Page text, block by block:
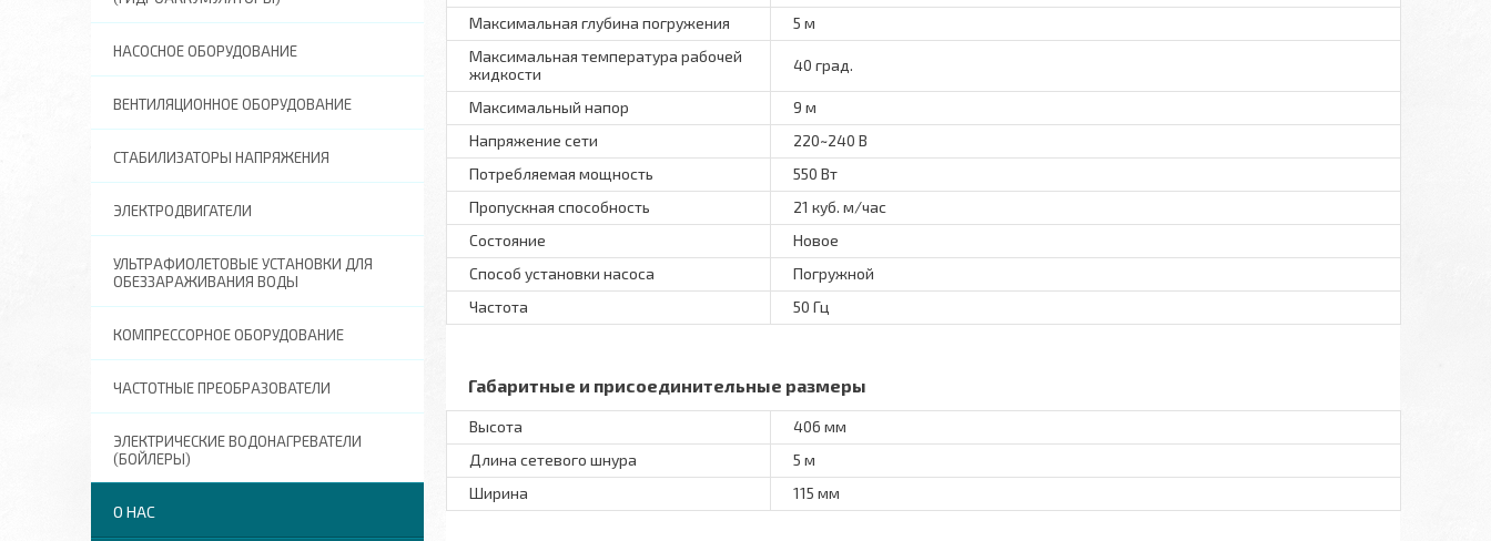
Максимальная глубина погружения
5 м
Максимальная температура рабочей
жидкости
40 град.
Максимальный напор
9 м
Напряжение сети
220~240 В
Потребляемая мощность
550 Вт
Пропускная способность
21 куб. м/час
Состояние
Новое
Способ установки насоса
Погружной
Частота
50 Гц
Габаритные и присоединительные размеры
Высота
406 мм
Длина сетевого шнура
5 м
Ширина
115 мм
НАСОСНОЕ ОБОРУДОВАНИЕ
ВЕНТИЛЯЦИОННОЕ ОБОРУДОВАНИЕ
СТАБИЛИЗАТОРЫ НАПРЯЖЕНИЯ
ЭЛЕКТРОДВИГАТЕЛИ
УЛЬТРАФИОЛЕТОВЫЕ УСТАНОВКИ ДЛЯ
ОБЕЗЗАРАЖИВАНИЯ ВОДЫ
КОМПРЕССОРНОЕ ОБОРУДОВАНИЕ
ЧАСТОТНЫЕ ПРЕОБРАЗОВАТЕЛИ
ЭЛЕКТРИЧЕСКИЕ ВОДОНАГРЕВАТЕЛИ
(БОЙЛЕРЫ)
О НАС